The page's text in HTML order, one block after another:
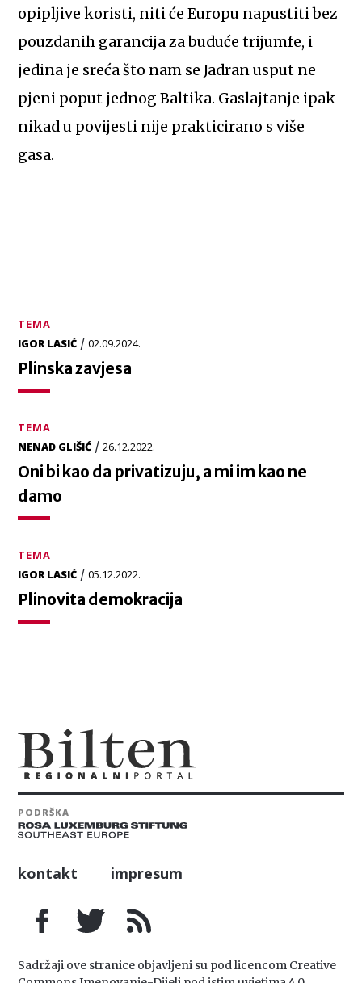
opipljive koristi, niti će Europu napustiti bez
pouzdanih garancija za buduće trijumfe, i
jedina je sreća što nam se Jadran usput ne
pjeni poput jednog Baltika. Gaslajtanje ipak
nikad u povijesti nije prakticirano s više
gasa.
TEMA
IGOR LASIĆ /02.09.2024.
Plinska zavjesa
TEMA
NENAD GLIŠIĆ /26.12.2022.
Oni bi kao da privatizuju, a mi im kao ne
damo
TEMA
IGOR LASIĆ /05.12.2022.
Plinovita demokracija
PODRŠKA
kontakt impresum
Sadržaji ove stranice objavljeni su pod licencom Creative